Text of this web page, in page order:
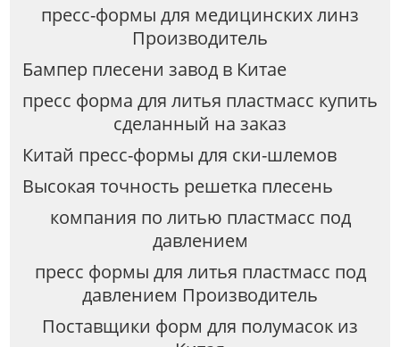
пресс-формы для медицинских линз
Производитель
Бампер плесени завод в Китае
пресс форма для литья пластмасс купить
сделанный на заказ
Китай пресс-формы для ски-шлемов
Высокая точность решетка плесень
компания по литью пластмасс под
давлением
пресс формы для литья пластмасс под
давлением Производитель
Поставщики форм для полумасок из